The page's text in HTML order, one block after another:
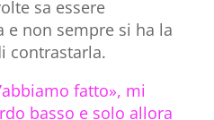
sa essere
e non sempre si ha la
contrastarla.
fatto», mi
basso e solo allora